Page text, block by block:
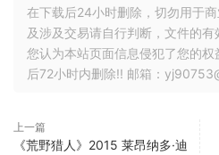
在下载后24小时删除，切勿用于
及涉及交易请自行判断，文件的
您认为本站页面信息侵犯了您的
后72小时内删除!! 邮箱：
上一篇
《荒野猎人》2015 莱昂纳多·迪